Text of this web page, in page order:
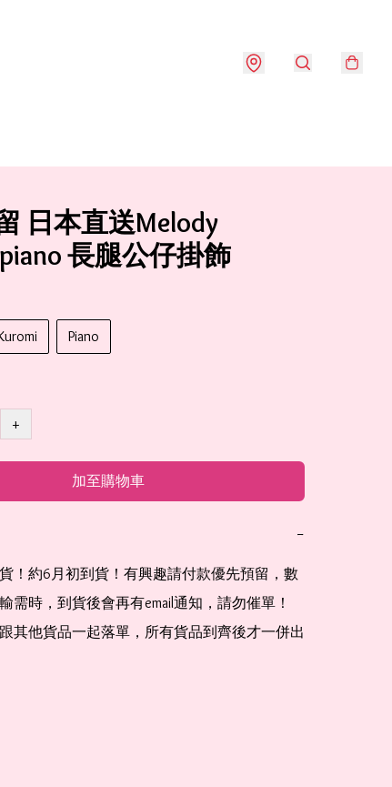
日本直送Melody
長腿公仔掛飾
Piano
+
加至購物車
−
！約6月初到貨！有興趣請付款優先預留，數
需時，到貨後會再有email通知，請勿催單！
其他貨品一起落單，所有貨品到齊後才一併出